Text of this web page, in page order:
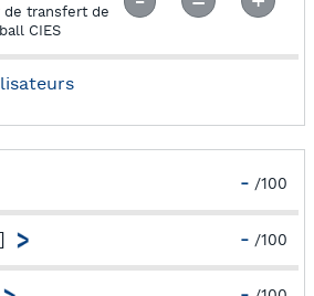
de transfert de
CIES
- /100
les chances des adversaires par
les duels
- /100
les chances des adversaires par un